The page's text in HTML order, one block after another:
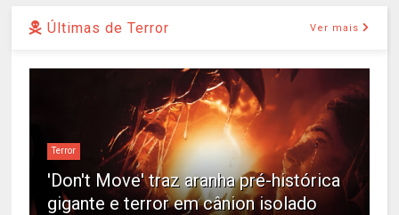
Últimas de Terror Ver mais
Terror
'Don't Move' traz aranha pré-histórica
gigante e terror em cânion isolado